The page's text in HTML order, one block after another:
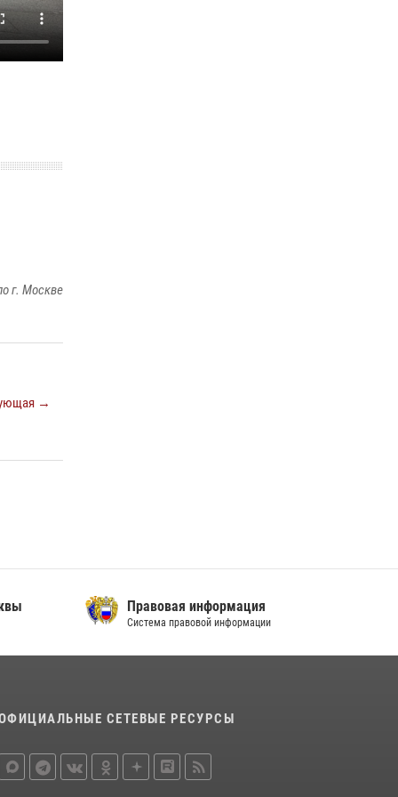
г. Москве
→
Правовая информация
Система правовой информации
СЕТЕВЫЕ РЕСУРСЫ